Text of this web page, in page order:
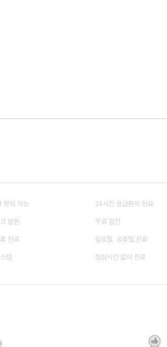
문의 가능 24시간 응급환자 진료
병원
무료 검진
진료
일요일, 공휴일 진료
템
점심시간 없이 진료